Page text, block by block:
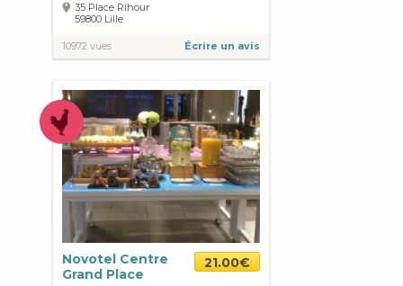
35 Place Rihour
59800 Lille
10972 vues Écrire un avis
Novotel Centre
Grand Place
21.00€